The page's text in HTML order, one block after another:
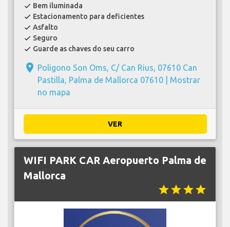
check Bem iluminada
check Estacionamento para deficientes
check Asfalto
check Seguro
check Guarde as chaves do seu carro
place Poligono Son Oms, C/ Can Rius, 07610 Can
Pastilla, Palma de Mallorca 07610 | Mostrar
no mapa
VER
WIFI PARK CAR Aeropuerto Palma de
Mallorca
starstarstarstar